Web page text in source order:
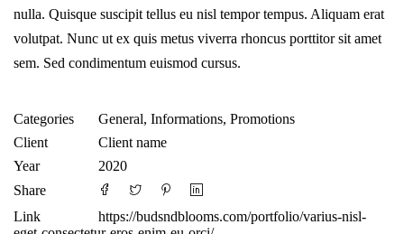
nulla. Quisque suscipit tellus eu nisl tempor tempus. Aliquam erat
volutpat. Nunc ut ex quis metus viverra rhoncus porttitor sit amet
sem. Sed condimentum euismod cursus.
Categories General, Informations, Promotions
Client
Client name
Year
2020
Share
Link
https://budsndblooms.com/portfolio/varius-nisl-